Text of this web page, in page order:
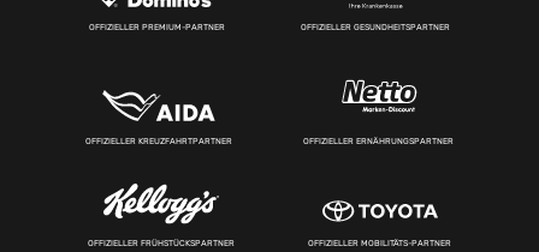
OFFIZIELLER PREMIUM-PARTNER OFFIZIELLER GESUNDHEITSPARTNER
OFFIZIELLER KREUZFAHRTPARTNER OFFIZIELLER ERNÄHRUNGSPARTNER
OFFIZIELLER FRÜHSTÜCKSPARTNER OFFIZIELLER MOBILITÄTS-PARTNER